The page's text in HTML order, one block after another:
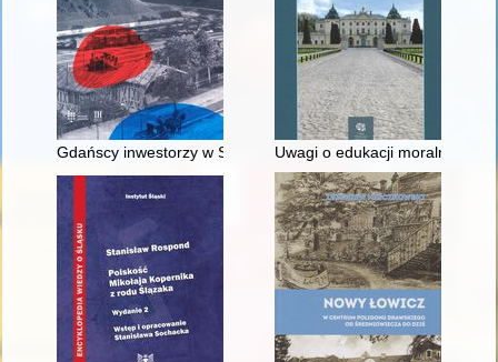
Gdańscy inwestorzy w Sopocie : prestiż finansowy i
Uwagi o edukacji moralnej